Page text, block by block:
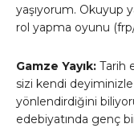
yaşıyorum. Okuyup
rol yapma oyunu
Gamze Yayık: Tarih
sizi kendi deyiminizle
yönlendirdiğini
edebiyatında genç